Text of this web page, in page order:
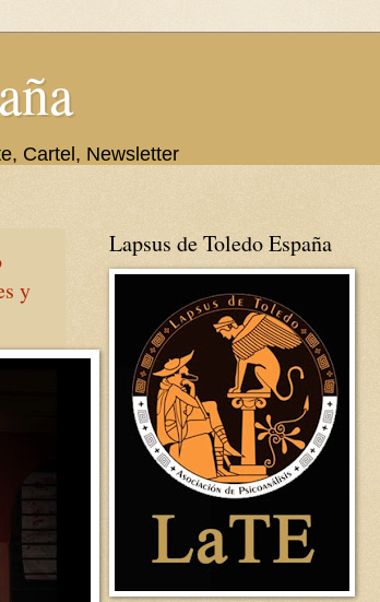
Cartel, Newsletter
y
Lapsus de Toledo España